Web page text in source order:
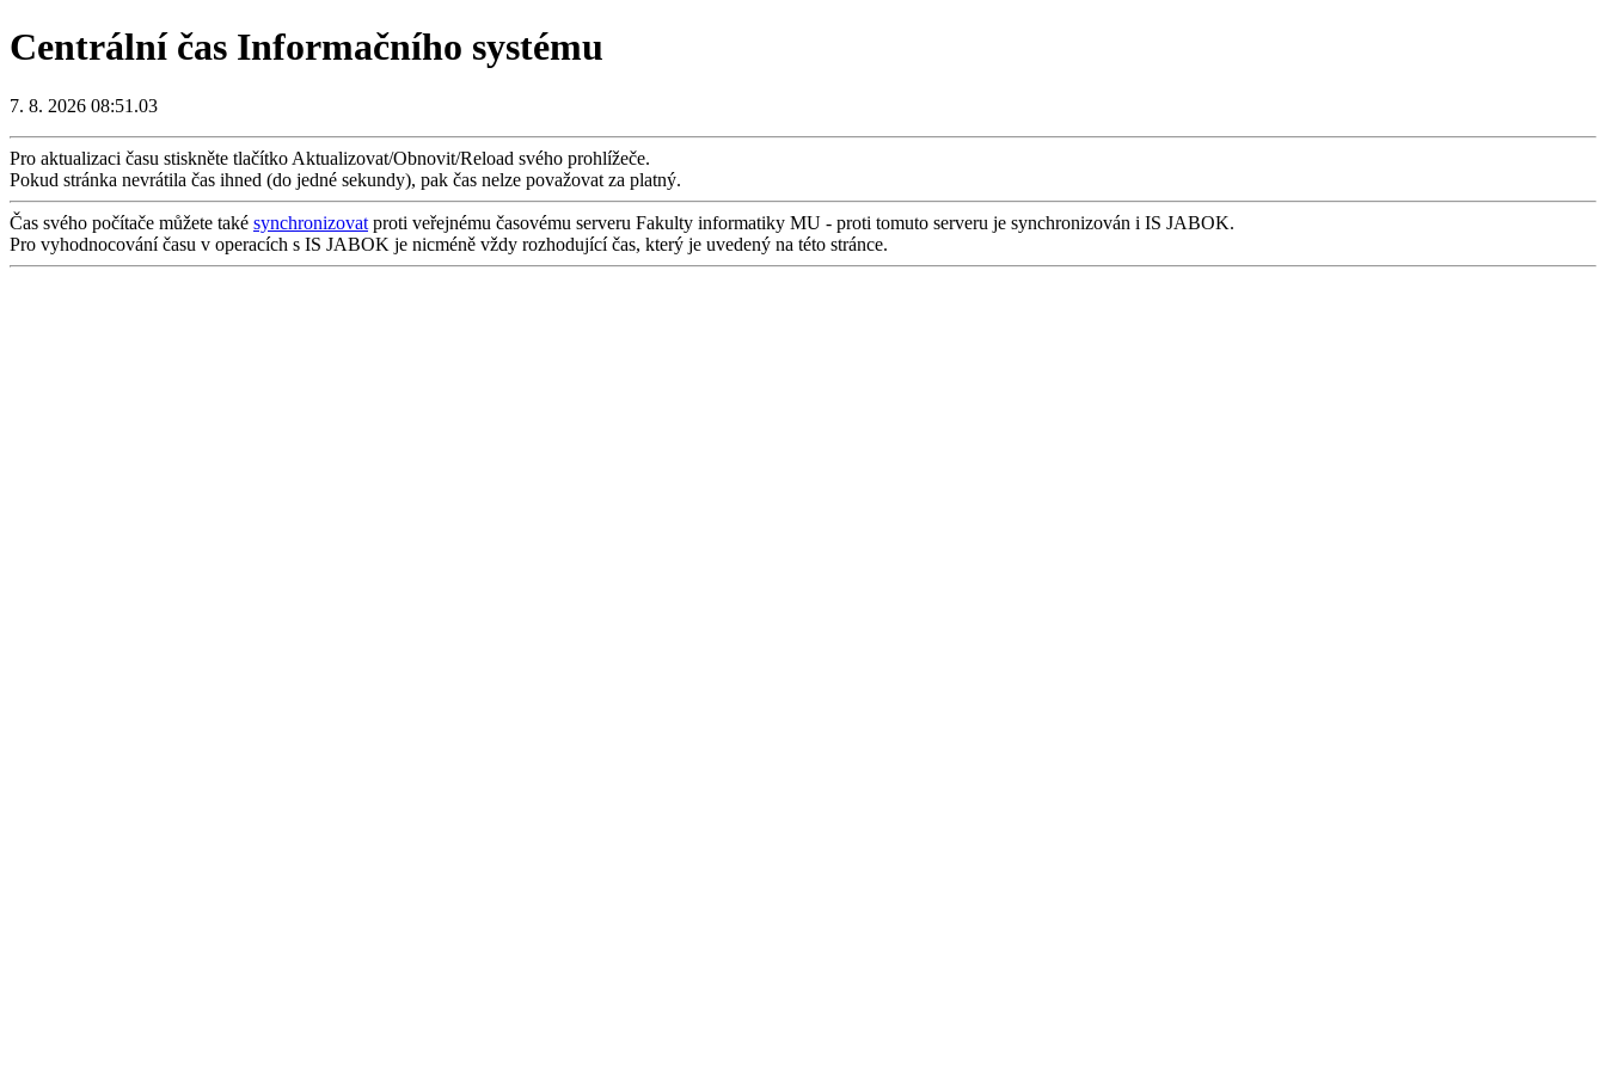
Centrální čas Informačního systému
7. 8. 2026 08:51.03
Pro aktualizaci času stiskněte tlačítko Aktualizovat/Obnovit/Reload svého prohlížeče.
Pokud stránka nevrátila čas ihned (do jedné sekundy), pak čas nelze považovat za platný.
Čas svého počítače můžete také synchronizovat proti veřejnému časovému serveru Fakulty informatiky MU - proti tomuto serveru je synchronizován i IS JABOK.
Pro vyhodnocování času v operacích s IS JABOK je nicméně vždy rozhodující čas, který je uvedený na této stránce.